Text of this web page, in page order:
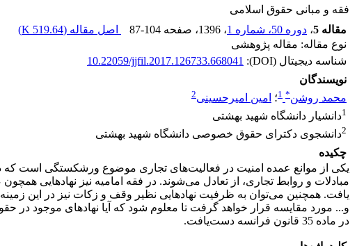
فقه و مبانی حقوق اسلامی
مقاله 5
، دوره 50، شماره 1 ، 1396 ، صفحه 87-104 اصل مقاله (519.64 K
)
نوع مقاله: مقاله پژوهشی
شناسه دیجیتال (DOI):
10.22059/jjfil.2017.126733.668041
نویسندگان
محمد روشن*
1؛ امین امیرحسینی2
1دانشیار دانشگاه شهید بهشتی
2دانشجوی دکترای حقوق خصوصی دانشگاه شهید بهشتی
چکیده
یکی از موانع عمده امنیت در فعالیت‌های تجاری موضوع ورشکستگی است که
و... مورد مقایسه قرار خواهد گرفت تا معلوم شود که آیا نهادهای موجود در
در ماده 35 قانون فرانسه دست‌یافت.